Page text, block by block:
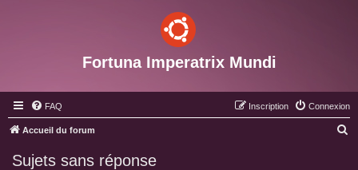
Fortuna Imperatrix Mundi
FAQ Connexion
Inscription
Accueil du forum
Sujets sans réponse